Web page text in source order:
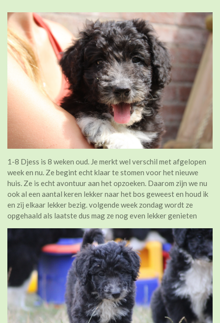
1-8 Djess is 8 weken oud. Je merkt wel verschil met afgelopen
week en nu. Ze begint echt klaar te stomen voor het nieuwe
huis. Ze is echt avontuur aan het opzoeken. Daarom zijn we nu
ook al een aantal keren lekker naar het bos geweest en houd ik
en zij elkaar lekker bezig. volgende week zondag wordt ze
opgehaald als laatste dus mag ze nog even lekker genieten